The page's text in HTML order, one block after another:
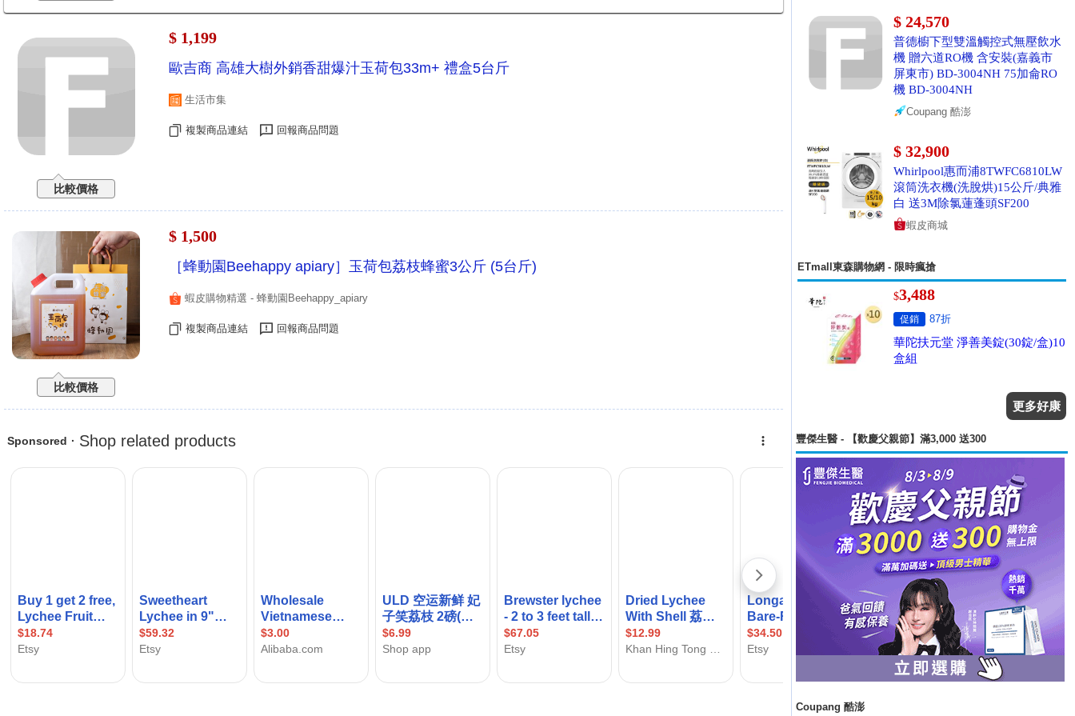
比較價格
$ 1,199
歐吉商 高雄大樹外銷香甜爆汁玉荷包33m+ 禮盒5台斤
生活市集
複製商品連結 回報商品問題
比較價格
$ 1,500
［蜂動園Beehappy apiary］玉荷包荔枝蜂蜜3公斤 (5台斤)
蝦皮購物精選 - 蜂動園Beehappy_apiary
複製商品連結 回報商品問題
$ 24,570
普德櫥下型雙溫觸控式無壓飲水
機 贈六道RO機 含安裝(嘉義市
屏東市) BD-3004NH 75加侖RO
機 BD-3004NH
Coupang 酷澎
$ 32,900
Whirlpool惠而浦8TWFC6810LW
滾筒洗衣機(洗脫烘)15公斤/典雅
白 送3M除氯蓮蓬頭SF200
蝦皮商城
ETmall東森購物網 - 限時瘋搶
$3,488
促銷 87折
華陀扶元堂 淨善美錠(30錠/盒)10
盒組
更多好康
豐傑生醫 - 【歡慶父親節】滿3,000 送300
Coupang 酷澎